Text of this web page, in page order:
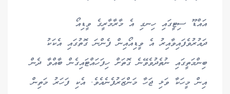
އައްޑޫ ސިޓީގައި ހިނގި އެ މާރާމާރީގެ ވީޑިއޯ
ދައުރުވެފައިވާއިރު އެ ވީޑިއޯއިން ފެންނަ ގޮތުގައި އެކަކު
ބިންމަތީގައި ނުތެދުވެވޭނެ ގޮތަށް ހިފަހައްޓައިގެން ބާއްވާ ދެން
އިން މީހަކާ ވަޅި ޖަހާ މަންޒަރުފެނެއެވެ. އެކި ފަހަރު މަތިން